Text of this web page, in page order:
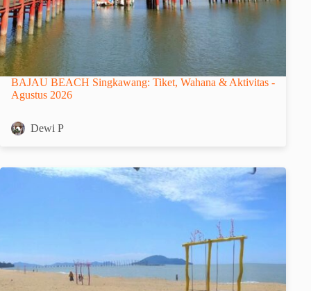
BAJAU BEACH Singkawang: Tiket, Wahana & Aktivitas -
Agustus 2026
Dewi P